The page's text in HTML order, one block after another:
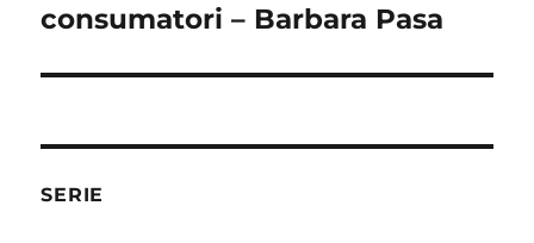
consumatori – Barbara Pasa
SERIE